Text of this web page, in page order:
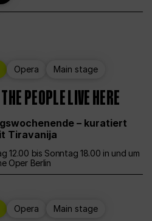
Opera Main stage
PEOPLE LIVE HERE
– kuratiert
Tiravanija
12.00 bis Sonntag 18.00 in und um
Oper Berlin
Opera Main stage